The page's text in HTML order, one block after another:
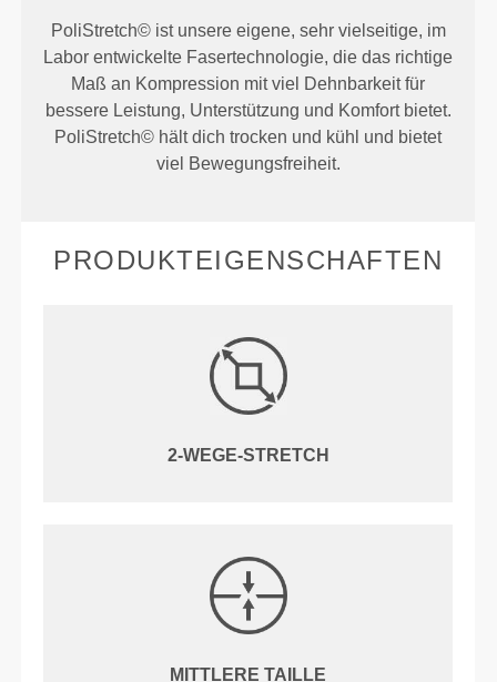
PoliStretch© ist unsere eigene, sehr vielseitige, im
Labor entwickelte Fasertechnologie, die das richtige
Maß an Kompression mit viel Dehnbarkeit für
bessere Leistung, Unterstützung und Komfort bietet.
PoliStretch© hält dich trocken und kühl und bietet
viel Bewegungsfreiheit.
PRODUKTEIGENSCHAFTEN
2-WEGE-STRETCH
MITTLERE TAILLE